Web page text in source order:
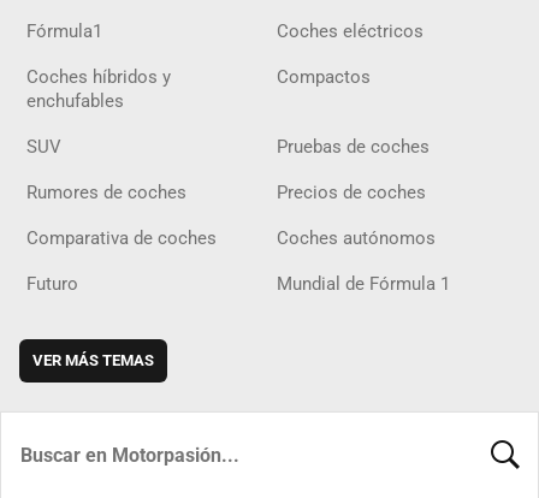
Fórmula1 Coches eléctricos
Coches híbridos y
enchufables
Compactos
SUV Pruebas de coches
Rumores de coches Precios de coches
Comparativa de coches Coches autónomos
Futuro Mundial de Fórmula 1
VER MÁS TEMAS